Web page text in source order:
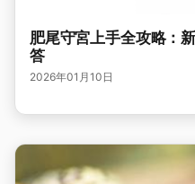
肥尾守宮上手全攻略：
答
2026年01月10日